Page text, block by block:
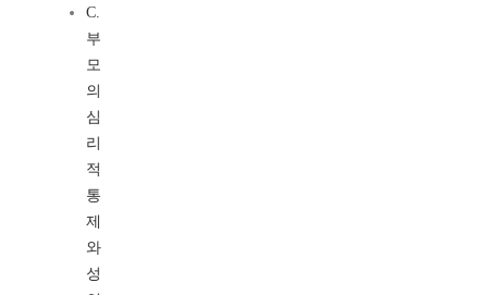
C.
부
모
의
심
리
적
통
제
와
성